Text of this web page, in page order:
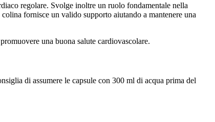
regolare. Svolge inoltre un ruolo fondamentale nella
fornisce un valido supporto aiutando a mantenere una
una buona salute cardiovascolare.
di assumere le capsule con 300 ml di acqua prima del